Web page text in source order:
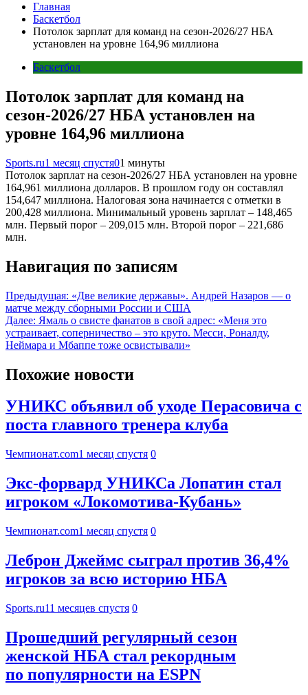
Главная
Баскетбол
Потолок зарплат для команд на сезон-2026/27 НБА
установлен на уровне 164,96 миллиона
Баскетбол
Потолок зарплат для команд на
сезон-2026/27 НБА установлен на
уровне 164,96 миллиона
Sports.ru1 месяц спустя01 минуты
Потолок зарплат на сезон-2026/27 НБА установлен на уровне
164,961 миллиона долларов. В прошлом году он составлял
154,647 миллиона. Налоговая зона начинается с отметки в
200,428 миллиона. Минимальный уровень зарплат – 148,465
млн. Первый порог – 209,015 млн. Второй порог – 221,686
млн.
Навигация по записям
Предыдущая: «Две великие державы». Андрей Назаров — о
матче между сборными России и США
Далее: Ямаль о свисте фанатов в свой адрес: «Меня это
устраивает, соперничество – это круто. Месси, Роналду,
Неймара и Мбаппе тоже освистывали»
Похожие новости
УНИКС объявил об уходе Перасовича с
поста главного тренера клуба
Чемпионат.com1 месяц спустя 0
Экс-форвард УНИКСа Лопатин стал
игроком «Локомотива-Кубань»
Чемпионат.com1 месяц спустя 0
Леброн Джеймс сыграл против 36,4%
игроков за всю историю НБА
Sports.ru11 месяцев спустя 0
Прошедший регулярный сезон
женской НБА стал рекордным
по популярности на ESPN